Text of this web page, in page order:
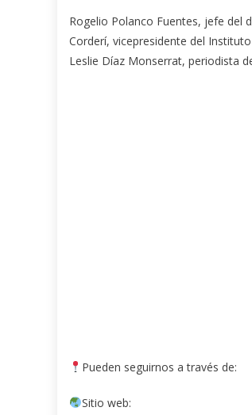
Rogelio Polanco Fuentes, jefe del
Corderí, vicepresidente del
Leslie Díaz Monserrat, periodista
Pueden seguirnos a través de:
Sitio web: